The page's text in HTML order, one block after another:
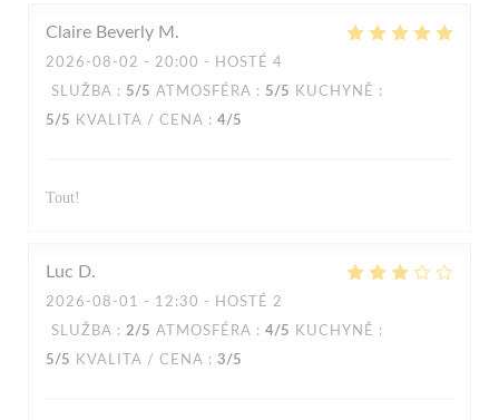
Claire Beverly M
2026-08-02 - 20:00 - HOSTÉ 4
SLUŽBA : 5/5 ATMOSFÉRA : 5/5 KUCHYNĚ :
5/5 KVALITA / CENA : 4/5
Tout!
Luc D
2026-08-01 - 12:30 - HOSTÉ 2
SLUŽBA : 2/5 ATMOSFÉRA : 4/5 KUCHYNĚ :
5/5 KVALITA / CENA : 3/5